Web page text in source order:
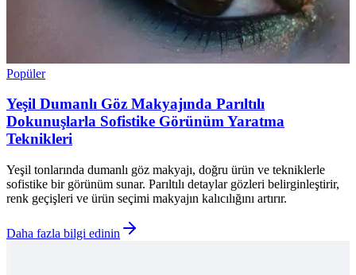
Popüler
Yeşil Dumanlı Göz Makyajında Parıltılı
Dokunuşlarla Sofistike Görünüm Yaratma
Teknikleri
Yeşil tonlarında dumanlı göz makyajı, doğru ürün ve tekniklerle
sofistike bir görünüm sunar. Parıltılı detaylar gözleri belirginleştirir,
renk geçişleri ve ürün seçimi makyajın kalıcılığını artırır.
Daha fazla bilgi edinin